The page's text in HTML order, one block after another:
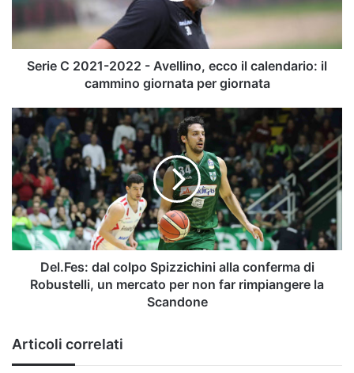
il
calendario:
per
giornata
Serie C 2021-2022 - Avellino, ecco il calendario: il
cammino giornata per giornata
Del.Fes:
dal
colpo
Spizzichini
alla
conferma
di
Robustelli,
un
mercato
la
Scandone
Del.Fes: dal colpo Spizzichini alla conferma di
Robustelli, un mercato per non far rimpiangere la
Scandone
Articoli correlati